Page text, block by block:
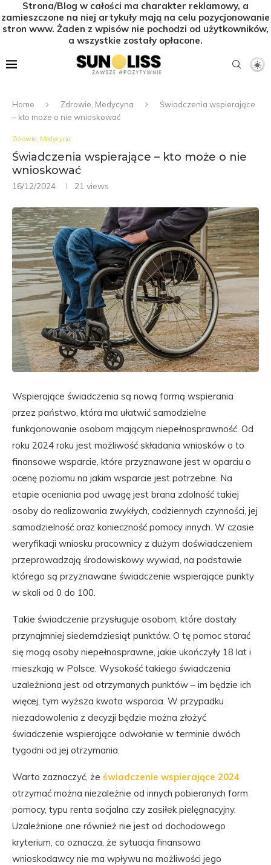
Strona/Blog w całości ma charakter reklamowy, a
zamieszczone na niej artykuły mają na celu pozycjonowanie
stron www. Żaden z wpisów nie pochodzi od użytkowników,
a wszystkie zostały opłacone.
Home Zdrowie, Medycyna
Świadczenia wspierające
– kto może o nie wnioskować
Zdrowie, Medycyna
Świadczenia wspierające – kto może o nie
wnioskować
16/12/2024 21 views
Wspierające świadczenia są nową formą wspierania
przez państwo, która ma ułatwić samodzielne
funkcjonowanie osobom mającym niepełnosprawność. Od
roku 2024 roku jest możliwość składania wniosków o to
finansowe wsparcie, które przyznawane jest w oparciu o
ocenę poziomu na jakim wsparcie jest potrzebne. Na
etapie oceniania pod uwagę jest brana zdolność takiej
osoby do realizowania zwykłych, codziennych czynności, jej
samodzielność oraz konieczność pomocy innych. W czasie
weryfikacji wniosku pracownicy z dużym doświadczeniem
przeprowadzają środowiskowy wywiad, na podstawie
którego są przyznawane świadczenie wspierające punkty
w skali od 0 do 100.
Takie świadczenie przysługuje osobom, które dostały
przynajmniej siedemdziesiąt punktów. O tę pomoc starać
się mogą osoby niepełnosprawne, jakie ukończyły 18 lat i
mieszkają w Polsce. Wysokość takiego świadczenia
uzależniona jest od otrzymanych punktów – im będzie ich
więcej, tym wyższa kwota wsparcia. W przypadku
niezadowolenia z decyzji będzie można złożyć
świadczenie wspierające odwołanie w terminie dwóch
tygodni od jej otrzymania.
Warto zaznaczyć, że świadczenie wspierające 2024
otrzymać można niezależnie od innych pobieranych form
pomocy, typu renta socjalna czy zasiłek pielęgnacyjny.
Uzależnione one również nie jest od dochodowego
kryterium, co oznacza, że sytuacja finansowa
wnioskodawcy nie ma wpływu na możliwości jego